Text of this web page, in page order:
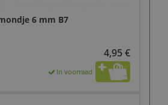
6 mm B7
4,95 €
In voorraad